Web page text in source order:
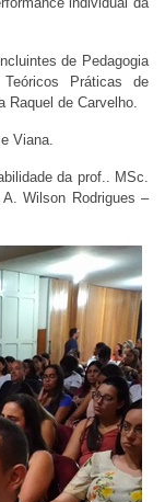
de Pedagogia
Práticas de
Raquel de Carvelho.
Viana.
da prof.. MSc.
Wilson Rodrigues –